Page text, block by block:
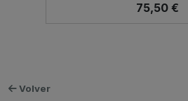
75,50 €
Volver